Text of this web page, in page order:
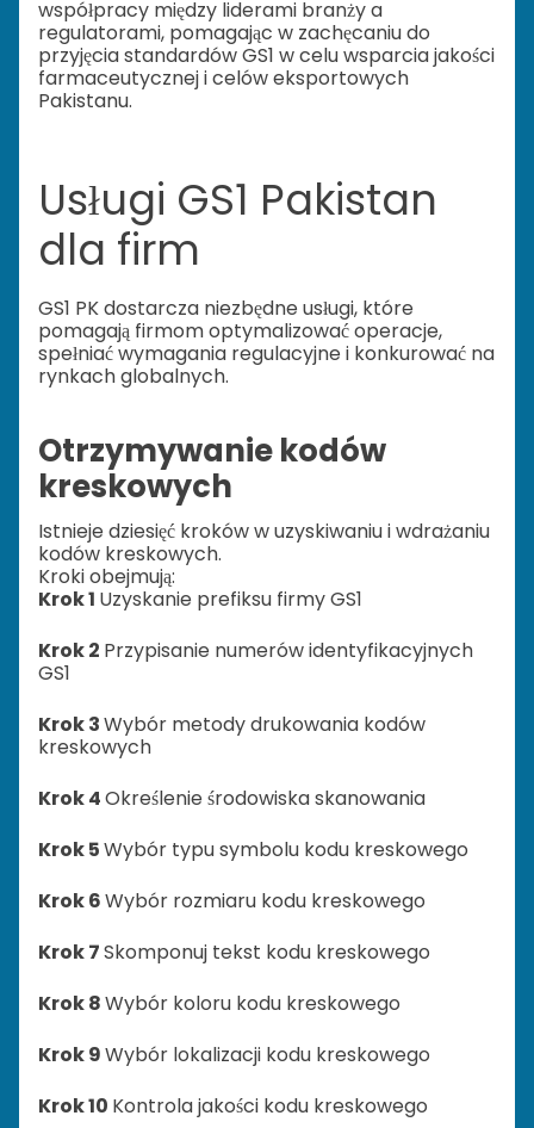
współpracy między liderami branży a
regulatorami, pomagając w zachęcaniu do
przyjęcia standardów GS1 w celu wsparcia jakości
farmaceutycznej i celów eksportowych
Pakistanu.
Usługi GS1 Pakistan
dla firm
GS1 PK dostarcza niezbędne usługi, które
pomagają firmom optymalizować operacje,
spełniać wymagania regulacyjne i konkurować na
rynkach globalnych.
Otrzymywanie kodów
kreskowych
Istnieje dziesięć kroków w uzyskiwaniu i wdrażaniu
kodów kreskowych.
Kroki obejmują:
Krok 1 Uzyskanie prefiksu firmy GS1
Krok 2 Przypisanie numerów identyfikacyjnych
GS1
Krok 3Wybór metody drukowania kodów
kreskowych
Krok 4Określenie środowiska skanowania
Krok 5Wybór typu symbolu kodu kreskowego
Krok 6Wybór rozmiaru kodu kreskowego
Krok 7Skomponuj tekst kodu kreskowego
Krok 8Wybór koloru kodu kreskowego
Krok 9Wybór lokalizacji kodu kreskowego
Krok 10 Kontrola jakości kodu kreskowego